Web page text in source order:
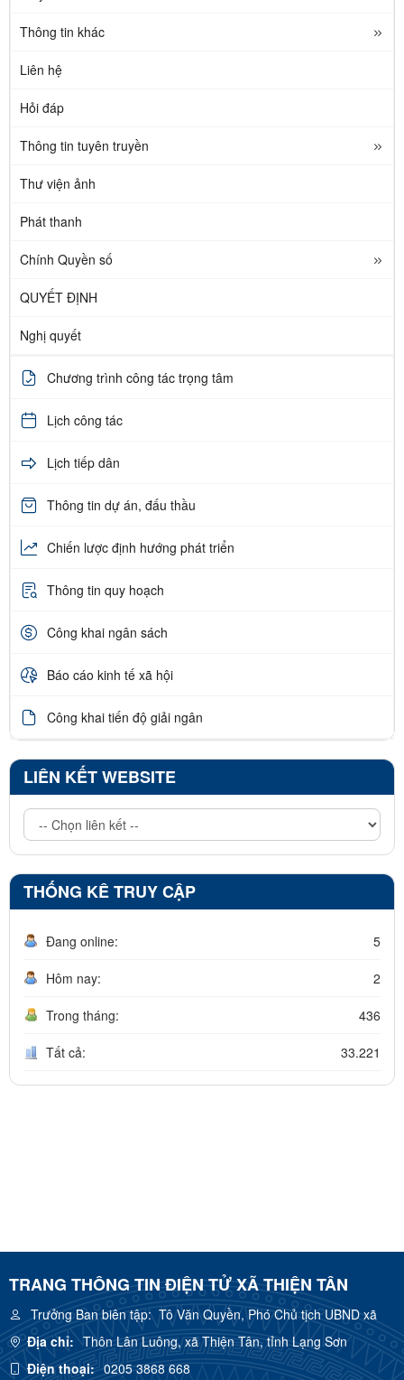
Thông tin khác
Liên hệ
Hỏi đáp
Thông tin tuyên truyền
Thư viện ảnh
Phát thanh
Chính Quyền số
QUYẾT ĐỊNH
Nghị quyết
Chương trình công tác trọng tâm
Lịch công tác
Lịch tiếp dân
Thông tin dự án, đấu thầu
Chiến lược định hướng phát triển
Thông tin quy hoạch
Công khai ngân sách
Báo cáo kinh tế xã hội
Công khai tiến độ giải ngân
LIÊN KẾT WEBSITE
THỐNG KÊ TRUY CẬP
Đang online: 5
Hôm nay: 2
Trong tháng: 436
Tất cả: 33.221
TRANG THÔNG TIN ĐIỆN TỬ XÃ THIỆN TÂN
Trưởng Ban biên tập:Tô Văn Quyền, Phó Chủ tịch UBND xã
Địa chỉ: Thôn Lân Luông, xã Thiện Tân, tỉnh Lạng Sơn
Điện thoại: 0205 3868 668